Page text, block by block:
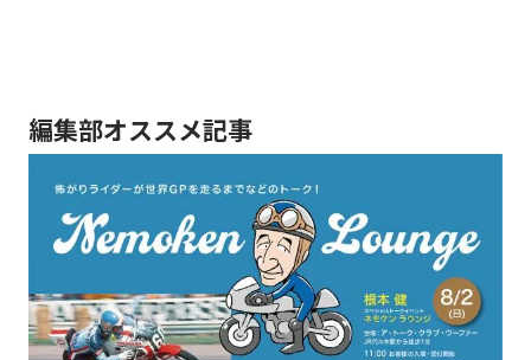
編集部オススメ記事